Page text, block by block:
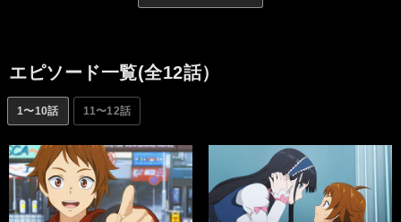
ーツ『ヨロイ』のみ。翔は、ひょんなことからパワードスーツに
（ミョウジン オウカ）』を護りオニと戦う。シキザクラの季節。
紅葉と桜吹雪の中で、逢花は巫女として舞う。過去と未来、現世
と異界、想いと願いが交差する、活劇英雄譚（ヒロイックアクシ
ョン）、ここに開幕！
エピソード一覧(全12話）
1〜10話 11〜12話